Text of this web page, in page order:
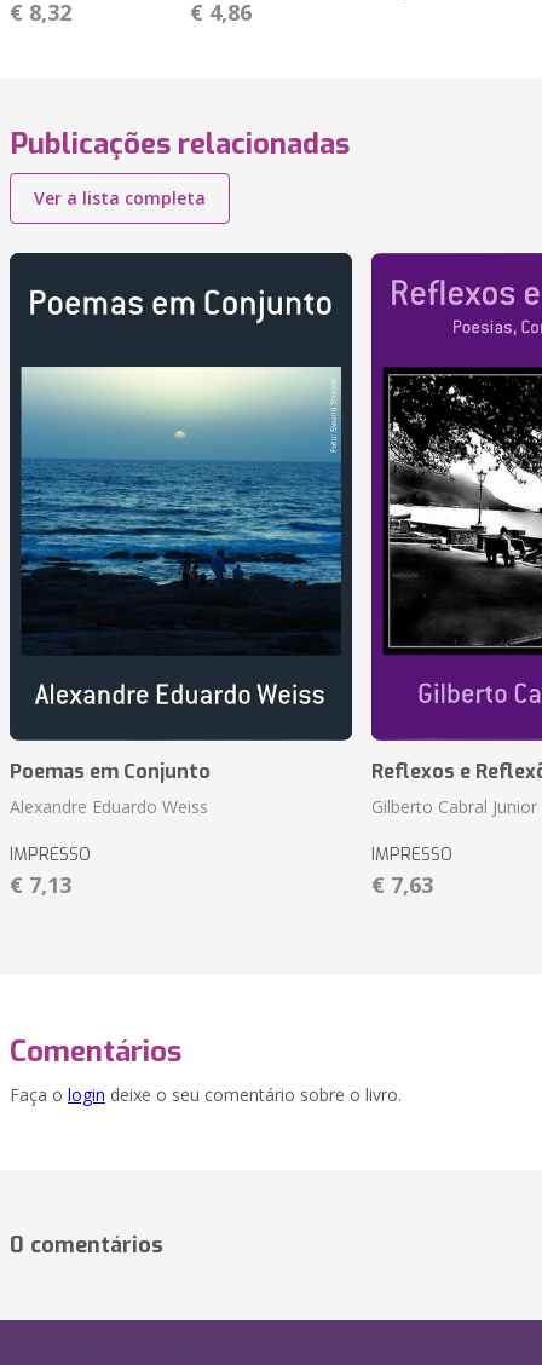
€ 8,32 € 4,86
Publicações relacionadas
Ver a lista completa
Poemas em Conjunto
Alexandre Eduardo Weiss
IMPRESSO
€ 7,13
Reflexos e
Gilberto Cabral Junior
IMPRESSO
€ 7,63
Comentários
Faça o login deixe o seu comentário sobre o livro.
0 comentários